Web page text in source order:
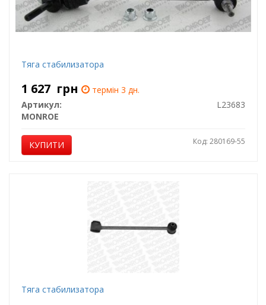
Тяга стабилизатора
1 627 грн
термін 3 дн.
Артикул:
L23683
MONROE
КУПИТИ Код: 280169-55
Тяга стабилизатора